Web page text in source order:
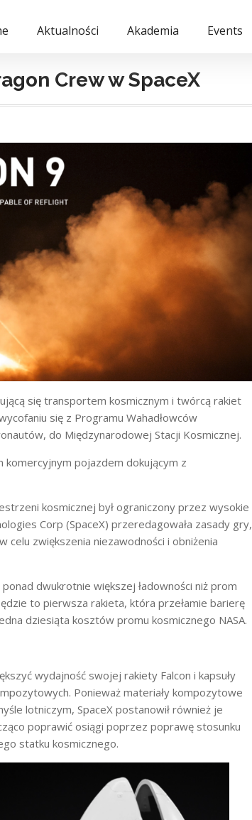
Aktualności Akademia Events
Crew w SpaceX
się transportem kosmicznym i twórcą rakiet
się z Programu Wahadłowców
do Międzynarodowej Stacji Kosmicznej.
komercyjnym pojazdem dokującym z
kosmicznej był ograniczony przez wysokie
Corp (SpaceX) przeredagowała zasady gry,
zwiększenia niezawodności i obniżenia
dwukrotnie większej ładowności niż prom
to pierwsza rakieta, która przełamie barierę
dziesiąta kosztów promu kosmicznego NASA.
wydajność swojej rakiety Falcon i kapsuły
Ponieważ materiały kompozytowe
lotniczym, SpaceX postanowił również je
poprawić osiągi poprzez poprawę stosunku
statku kosmicznego.